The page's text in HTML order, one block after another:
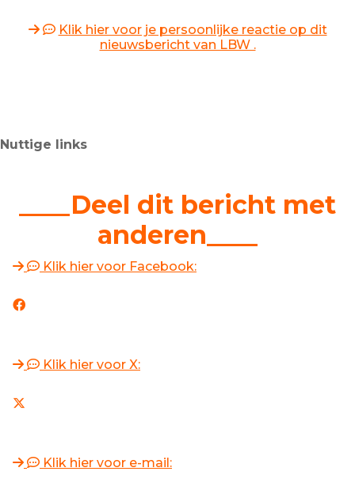
Klik hier voor je persoonlijke reactie op dit
nieuwsbericht van LBW .
Nuttige links
____Deel dit bericht met
anderen____
Klik hier voor Facebook:
Klik hier voor X:
Klik hier voor e-mail: